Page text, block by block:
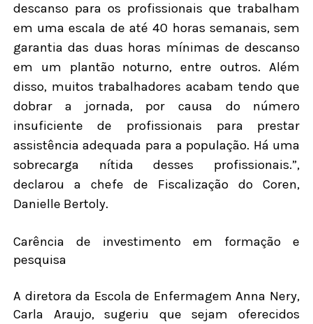
descanso para os profissionais que trabalham
em uma escala de até 40 horas semanais, sem
garantia das duas horas mínimas de descanso
em um plantão noturno, entre outros. Além
disso, muitos trabalhadores acabam tendo que
dobrar a jornada, por causa do número
insuficiente de profissionais para prestar
assistência adequada para a população. Há uma
sobrecarga nítida desses profissionais.”,
declarou a chefe de Fiscalização do Coren,
Danielle Bertoly.
Carência de investimento em formação e
pesquisa
A diretora da Escola de Enfermagem Anna Nery,
Carla Araujo, sugeriu que sejam oferecidos